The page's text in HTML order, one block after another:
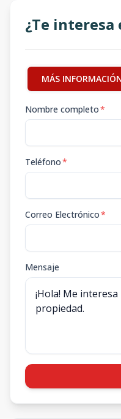
¿Te interesa
MÁS
Nombre completo*
Teléfono*
Correo Electrónico*
Mensaje